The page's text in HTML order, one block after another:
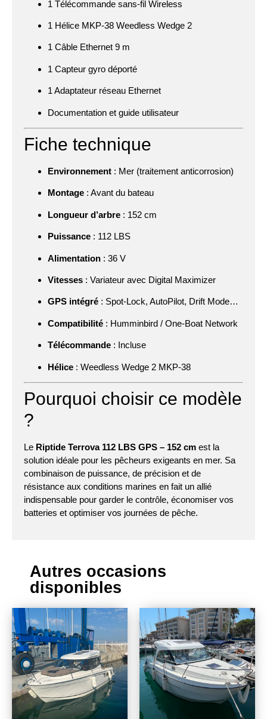
1 Télécommande sans-fil Wireless
1 Hélice MKP-38 Weedless Wedge 2
1 Câble Ethernet 9 m
1 Capteur gyro déporté
1 Adaptateur réseau Ethernet
Documentation et guide utilisateur
Fiche technique
Environnement : Mer (traitement anticorrosion)
Montage : Avant du bateau
Longueur d’arbre : 152 cm
Puissance : 112 LBS
Alimentation : 36 V
Vitesses : Variateur avec Digital Maximizer
GPS intégré : Spot-Lock, AutoPilot, Drift Mode…
Compatibilité : Humminbird / One-Boat Network
Télécommande : Incluse
Hélice : Weedless Wedge 2 MKP-38
Pourquoi choisir ce modèle
?
Le Riptide Terrova 112 LBS GPS – 152 cm est la
solution idéale pour les pêcheurs exigeants en mer. Sa
combinaison de puissance, de précision et de
résistance aux conditions marines en fait un allié
indispensable pour garder le contrôle, économiser vos
batteries et optimiser vos journées de pêche.
Autres occasions
disponibles